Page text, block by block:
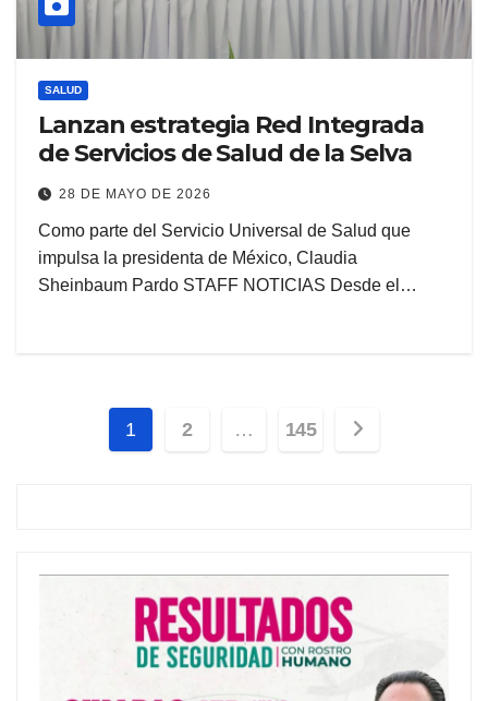
SALUD
Lanzan estrategia Red Integrada
de Servicios de Salud de la Selva
28 DE MAYO DE 2026
Como parte del Servicio Universal de Salud que
impulsa la presidenta de México, Claudia
Sheinbaum Pardo STAFF NOTICIAS Desde el…
Paginación
1 2 … 145